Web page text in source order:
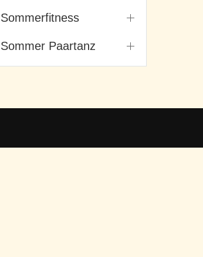
Sommerfitness
Sommer Paartanz